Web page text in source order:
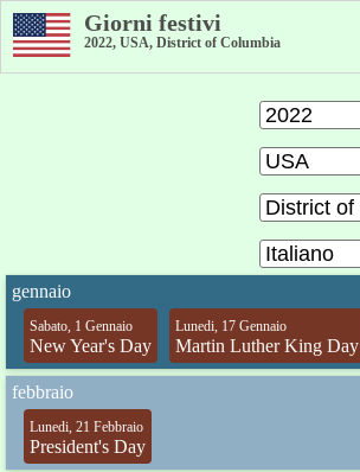
Giorni festivi
2022, USA, District of Columbia
gennaio
Sabato, 1 Gennaio
New Year's Day
Lunedi, 17 Gennaio
Martin Luther King Day
febbraio
Lunedi, 21 Febbraio
President's Day